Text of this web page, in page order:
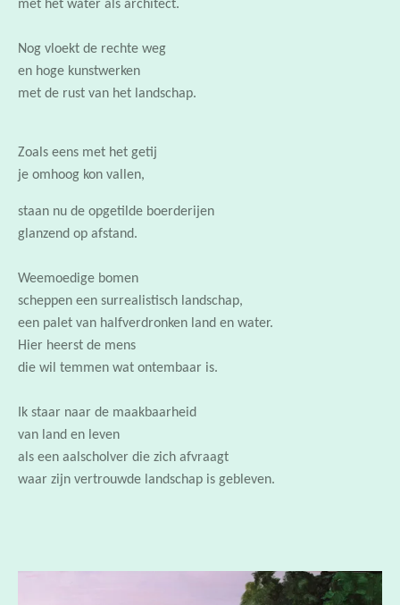
Nog vloekt de rechte weg
met de rust van het landschap.
staan nu de opgetilde boerderijen
Weemoedige bomen
een palet van halfverdronken land en water.
Hier heerst de mens
die wil temmen wat ontembaar is.
Ik staar naar de maakbaarheid
als een aalscholver die zich afvraagt
waar zijn vertrouwde landschap is gebleven.